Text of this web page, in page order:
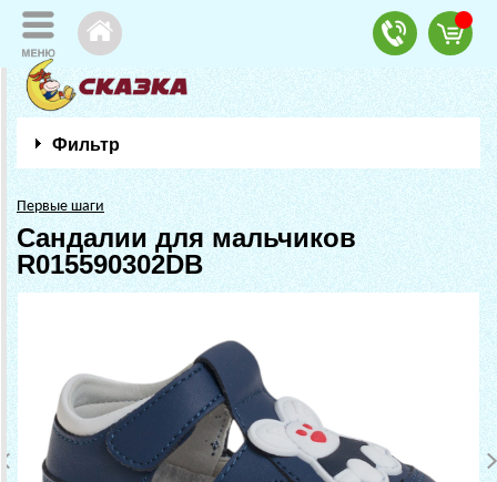
Фильтр
Первые шаги
Сандалии для мальчиков
R015590302DB